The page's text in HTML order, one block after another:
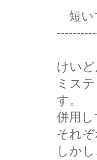
短い
けい
ミス
す。
併用
それ
しか